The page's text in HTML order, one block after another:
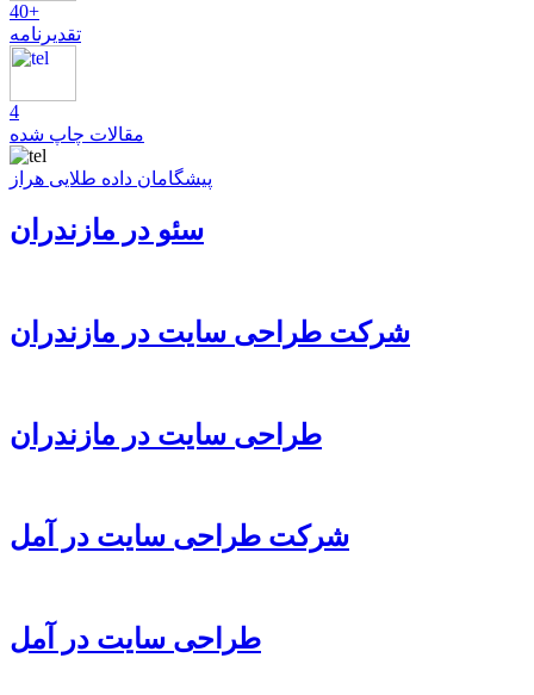
40+
تقدیرنامه
4
مقالات چاپ شده
پیشگامان داده طلایی هراز
سئو در مازندران
شرکت طراحی سایت در مازندران
طراحی سایت در مازندران
شرکت طراحی سایت در آمل
طراحی سایت در آمل